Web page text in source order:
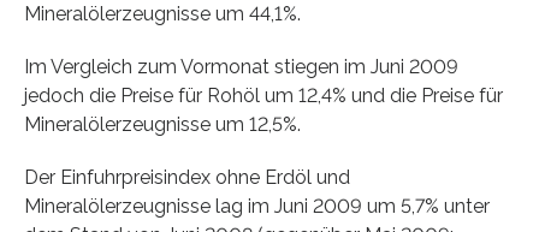
Mineralölerzeugnisse um 44,1%.
Im Vergleich zum Vormonat stiegen im Juni 2009
jedoch die Preise für Rohöl um 12,4% und die Preise für
Mineralölerzeugnisse um 12,5%.
Der Einfuhrpreisindex ohne Erdöl und
Mineralölerzeugnisse lag im Juni 2009 um 5,7% unter